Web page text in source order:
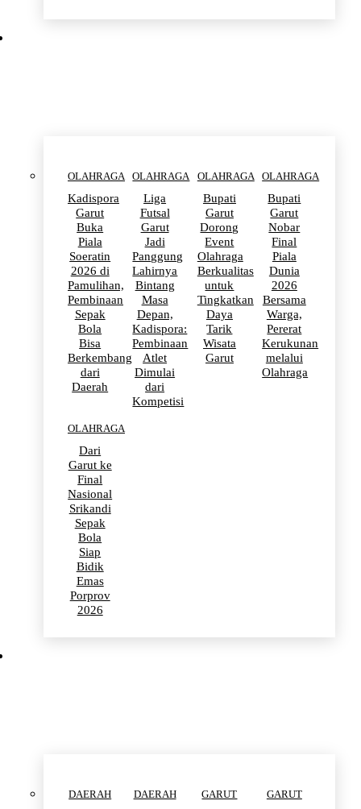
OLAHRAGA
Kadispora
Garut
Buka
Piala
Soeratin
2026 di
Pamulihan,
Pembinaan
Sepak
Bola
Bisa
Berkembang
dari
Daerah
OLAHRAGA
Liga
Futsal
Garut
Jadi
Panggung
Lahirnya
Bintang
Masa
Depan,
Kadispora:
Pembinaan
Atlet
Dimulai
dari
Kompetisi
OLAHRAGA
Bupati
Garut
Dorong
Event
Olahraga
Berkualitas
untuk
Tingkatkan
Daya
Tarik
Wisata
Garut
OLAHRAGA
Bupati
Garut
Nobar
Final
Piala
Dunia
2026
Bersama
Warga,
Pererat
Kerukunan
melalui
Olahraga
OLAHRAGA
Dari
Garut ke
Final
Nasional
Srikandi
Sepak
Bola
Siap
Bidik
Emas
Porprov
2026
DAERAH DAERAH GARUT GARUT